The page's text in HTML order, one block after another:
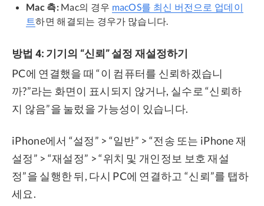
Mac 측:Mac의 경우 macOS를 최신 버전으로 업데이
트하면 해결되는 경우가 많습니다.
방법 4: 기기의 “신뢰” 설정 재설정하기
PC에 연결했을 때 “이 컴퓨터를 신뢰하겠습니
까?”라는 화면이 표시되지 않거나, 실수로 “신뢰하
지 않음”을 눌렀을 가능성이 있습니다.
iPhone에서 “설정” > “일반” > “전송 또는 iPhone 재
설정” > “재설정” > “위치 및 개인정보 보호 재설
정”을 실행한 뒤, 다시 PC에 연결하고 “신뢰”를 탭하
세요.